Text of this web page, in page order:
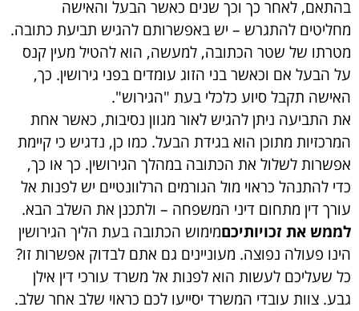
בהתאם, לאחר כך וכך שנים כאשר הבעל והאישה
מחליטים להתגרש – יש באפשרותם להגיש תביעת כתובה.
מטרתו של שטר הכתובה, למעשה, הוא להטיל מעין קנס
על הבעל אם וכאשר בני הזוג עומדים בפני גירושין. כך,
האישה תקבל סיוע כלכלי בעת "הגירוש".
את התביעה ניתן להגיש לאור מגוון נסיבות, כאשר אחת
המרכזיות מתוכן הוא בגידת הבעל. כמו כן, נדגיש כי קיימת
אפשרות לשלול את הכתובה במהלך הגירושין. כך או כך,
כדי להתנהל כראוי מול הגורמים הרלוונטיים יש לפנות אל
עורך דין מתחום דיני המשפחה – ולתכנן את השלב הבא.
לממש את זכויותיכםמימוש הכתובה בעת הליך הגירושין
הינו פעולה נפוצה. מעוניינים גם אתם לבדוק אפשרות זו?
כל שעליכם לעשות הוא לפנות אל משרד עורכי דין אילן
גבע. צוות עובדי המשרד יסייעו לכם כראוי שלב אחר שלב.